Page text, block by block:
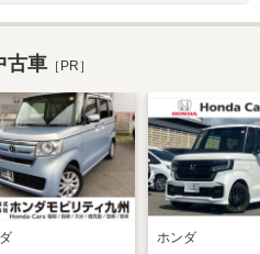
古車 ［PR］
ホンダ